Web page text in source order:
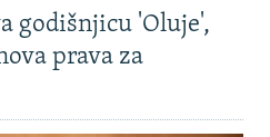
godišnjicu 'Oluje',
prava za